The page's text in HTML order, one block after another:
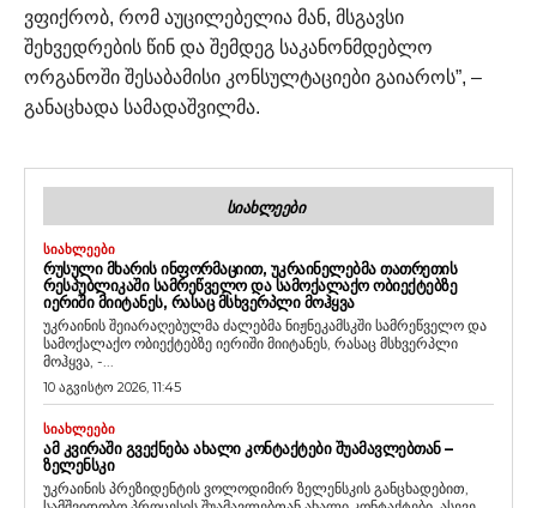
ვფიქრობ, რომ აუცილებელია მან, მსგავსი
შეხვედრების წინ და შემდეგ საკანონმდებლო
ორგანოში შესაბამისი კონსულტაციები გაიაროს”, –
განაცხადა სამადაშვილმა.
ᲡᲘᲐᲮᲚᲔᲔᲑᲘ
ᲡᲘᲐᲮᲚᲔᲔᲑᲘ
ᲠᲣᲡᲣᲚᲘ ᲛᲮᲐᲠᲘᲡ ᲘᲜᲤᲝᲠᲛᲐᲪᲘᲘᲗ, ᲣᲙᲠᲐᲘᲜᲔᲚᲔᲑᲛᲐ ᲗᲐᲗᲠᲔᲗᲘᲡ
ᲠᲔᲡᲞᲣᲑᲚᲘᲙᲐᲨᲘ ᲡᲐᲛᲠᲔᲬᲕᲔᲚᲝ ᲓᲐ ᲡᲐᲛᲝᲥᲐᲚᲐᲥᲝ ᲝᲑᲘᲔᲥᲢᲔᲑᲖᲔ
ᲘᲔᲠᲘᲨᲘ ᲛᲘᲘᲢᲐᲜᲔᲡ, ᲠᲐᲡᲐᲪ ᲛᲡᲮᲕᲔᲠᲞᲚᲘ ᲛᲝᲰᲧᲕᲐ
უკრაინის შეიარაღებულმა ძალებმა ნიჟნეკამსკში სამრეწველო და
სამოქალაქო ობიექტებზე იერიში მიიტანეს, რასაც მსხვერპლი
მოჰყვა, -...
10 აგვისტო 2026, 11:45
ᲡᲘᲐᲮᲚᲔᲔᲑᲘ
ᲐᲛ ᲙᲕᲘᲠᲐᲨᲘ ᲒᲕᲔᲥᲜᲔᲑᲐ ᲐᲮᲐᲚᲘ ᲙᲝᲜᲢᲐᲥᲢᲔᲑᲘ ᲨᲣᲐᲛᲐᲕᲚᲔᲑᲗᲐᲜ –
ᲖᲔᲚᲔᲜᲡᲙᲘ
უკრაინის პრეზიდენტის ვოლოდიმირ ზელენსკის განცხადებით,